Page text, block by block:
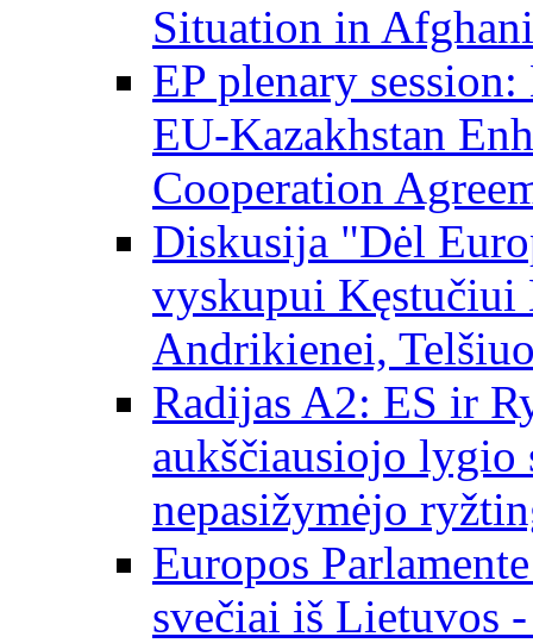
Situation in
EP plenary
EU-Kazakhstan
Cooperation
Diskusija "Dėl
vyskupui Kęstučiui
Andrikienei,
Radijas A2: ES ir
aukščiausiojo
nepasižymėjo
Europos
svečiai iš Lietuvos